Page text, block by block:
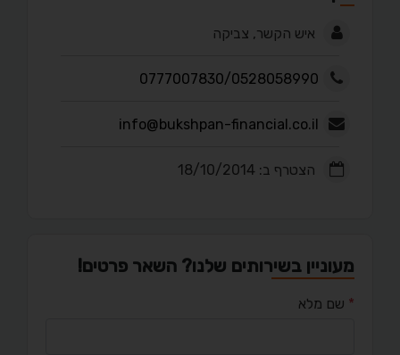
איש הקשר, צביקה
0777007830/0528058990
info@bukshpan-financial.co.il
הצטרף ב: 18/10/2014
מעוניין בשירותים שלנו? השאר פרטים!
* שם מלא